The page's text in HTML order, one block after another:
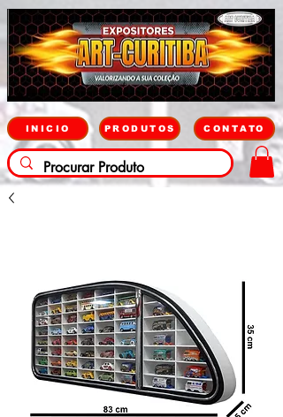
INICIO PRODUTOS CONTATO